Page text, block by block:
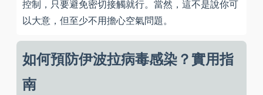
控制，只要避免密切接觸就行。當然，這不是說你可
以大意，但至少不用擔心空氣問題。
如何預防伊波拉病毒感染？實用指
南